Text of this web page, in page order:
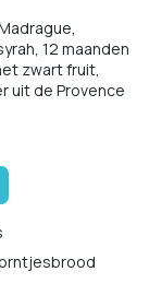
12 maanden
zwart fruit,
uit de Provence